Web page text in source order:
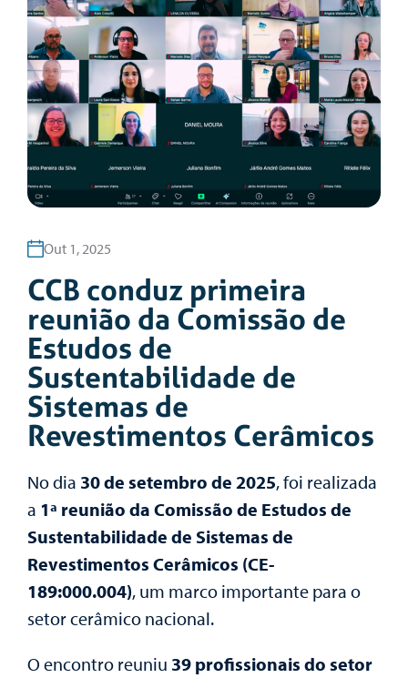
Out 1, 2025
CCB conduz primeira
reunião da Comissão de
Estudos de
Sustentabilidade de
Sistemas de
Revestimentos Cerâmicos
No dia 30 de setembro de 2025, foi realizada
a 1ª reunião da Comissão de Estudos de
Sustentabilidade de Sistemas de
Revestimentos Cerâmicos (CE-
189:000.004), um marco importante para o
setor cerâmico nacional.
O encontro reuniu 39 profissionais do setor